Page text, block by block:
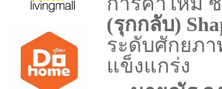
(รุกกลับ)
ระดับศักยภา
แข็งแกร่ง